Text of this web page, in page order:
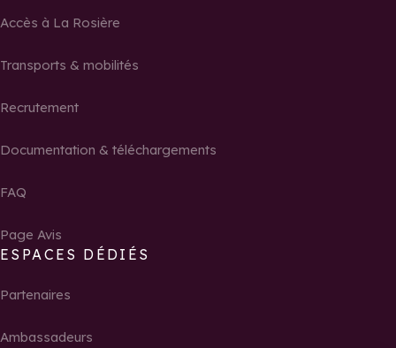
Accès à La Rosière
Transports & mobilités
Recrutement
Documentation & téléchargements
FAQ
Page Avis
ESPACES DÉDIÉS
Partenaires
Ambassadeurs